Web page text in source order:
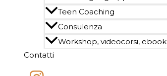
Teen Coaching
Consulenza
Workshop, videocorsi, ebook
Contatti